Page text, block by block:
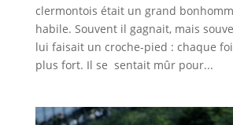
clermontois était un grand
habile. Souvent il gagnait, mais
lui faisait un croche-pied : chaque
plus fort. Il se sentait mûr pour...